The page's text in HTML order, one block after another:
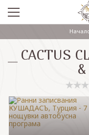
ПРОМО
EКСКУРЗИИ СЪС
ЕКСКУРЗИИ С
САМОЛЕТНИ ПОЧИВКИ
ПОЧИВКИ С АВТОБУС
CACTUS